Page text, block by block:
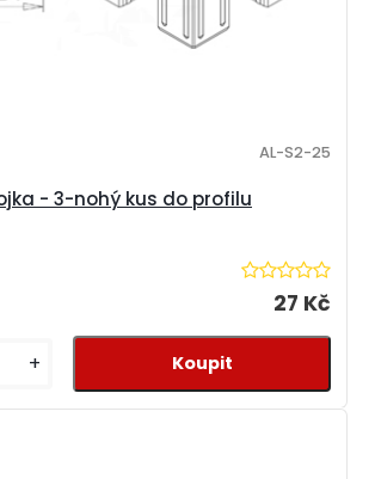
- 3-nohý kus do profilu
AL-S2-25
27 Kč
+